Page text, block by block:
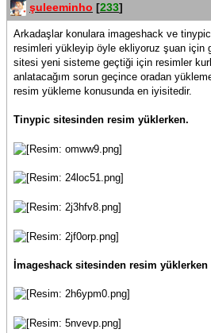
şuleeminho [233]
Arkadaşlar konulara imageshack ve
resimleri yükleyip öyle ekliyoruz şuan için
sitesi yeni sisteme geçtiği için resimler
anlatacağım sorun geçince oradan
resim yükleme konusunda en iyisitedir.
Tinypic sitesinden resim yüklerken.
İmageshack sitesinden resim yüklerken